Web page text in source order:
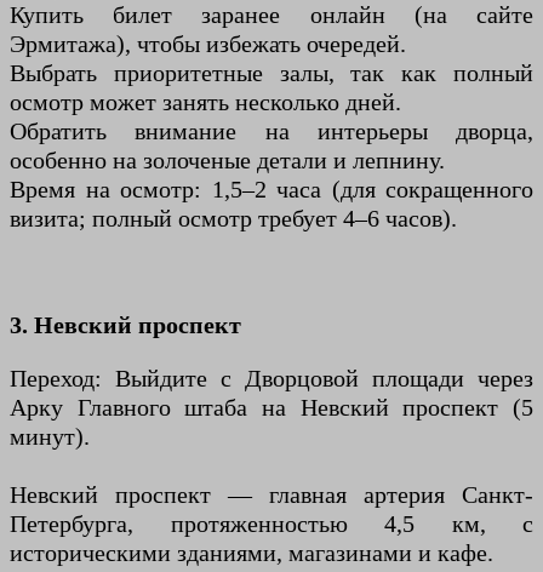
Купить билет заранее онлайн (на сайте
Эрмитажа), чтобы избежать очередей.
Выбрать приоритетные залы, так как полный
осмотр может занять несколько дней.
Обратить внимание на интерьеры дворца,
особенно на золоченые детали и лепнину.
Время на осмотр: 1,5–2 часа (для сокращенного
визита; полный осмотр требует 4–6 часов).
3. Невский проспект
Переход: Выйдите с Дворцовой площади через
Арку Главного штаба на Невский проспект (5
минут).
Невский проспект — главная артерия Санкт-
Петербурга, протяженностью 4,5 км, с
историческими зданиями, магазинами и кафе.